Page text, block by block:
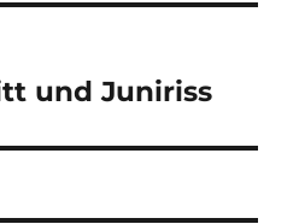
und Juniriss